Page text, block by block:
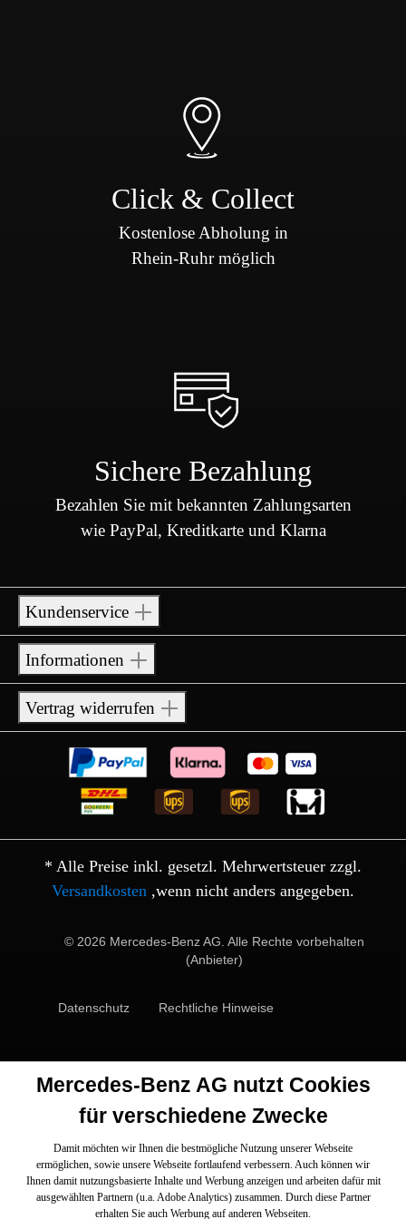
Click & Collect
Kostenlose Abholung in
Rhein-Ruhr möglich
Sichere Bezahlung
Bezahlen Sie mit bekannten Zahlungsarten
wie PayPal, Kreditkarte und Klarna
Kundenservice
Informationen
Vertrag widerrufen
* Alle Preise inkl. gesetzl. Mehrwertsteuer zzgl.
Versandkosten ,wenn nicht anders angegeben.
© 2026 Mercedes-Benz AG. Alle Rechte vorbehalten
(Anbieter)
Datenschutz Rechtliche Hinweise
Mercedes-Benz AG nutzt Cookies
für verschiedene Zwecke
Damit möchten wir Ihnen die bestmögliche Nutzung unserer Webseite
ermöglichen, sowie unsere Webseite fortlaufend verbessern. Auch können wir
Ihnen damit nutzungsbasierte Inhalte und Werbung anzeigen und arbeiten dafür mit
ausgewählten Partnern (u.a. Adobe Analytics) zusammen. Durch diese Partner
erhalten Sie auch Werbung auf anderen Webseiten.